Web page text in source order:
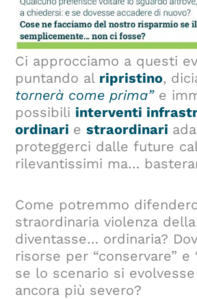
Ci approcciamo a questi
puntando al ripristino,
tornerà come prima”e
possibili interventi
ordinari estraordinari
proteggerci dalle future
rilevantissimi ma…
Come potremmo
straordinaria violenza
diventasse… ordinaria?
risorse per “conservare” e
se lo scenario si
ancora più severo?